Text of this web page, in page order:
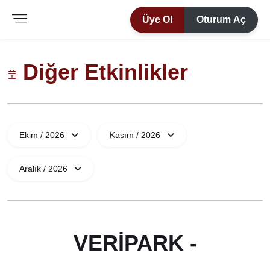
Üye Ol Oturum Aç
Diğer Etkinlikler
Ekim / 2026 Kasım / 2026
Aralık / 2026
VERIPARK -